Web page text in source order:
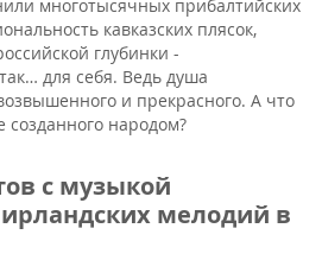
многотысячных прибалтийских
кавказских плясок,
глубинки -
для себя. Ведь душа
и прекрасного. А что
народом?
с музыкой
мелодий в